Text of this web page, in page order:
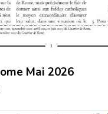
Mai 2026